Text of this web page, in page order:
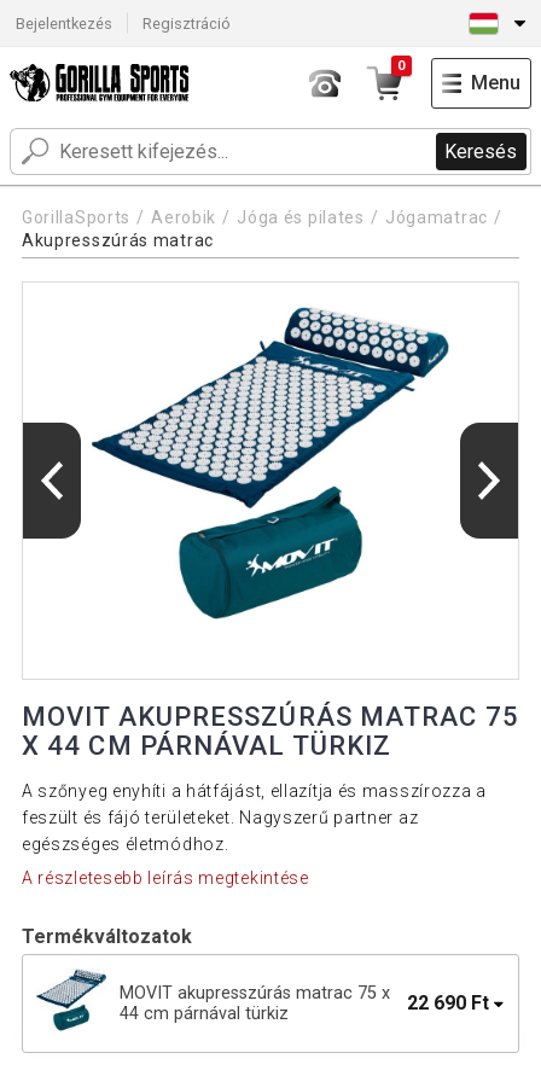
Bejelentkezés Regisztráció
Keresés
0
Menu
GorillaSports Aerobik Jóga és pilates
Jógamatrac
Akupresszúrás matrac
MOVIT AKUPRESSZÚRÁS MATRAC 75
X 44 CM PÁRNÁVAL TÜRKIZ
A szőnyeg enyhíti a hátfájást, ellazítja és masszírozza a
feszült és fájó területeket. Nagyszerű partner az
egészséges életmódhoz.
A részletesebb leírás megtekintése
Termékváltozatok
MOVIT akupresszúrás matrac 75 x
44 cm párnával türkiz
22 690 Ft